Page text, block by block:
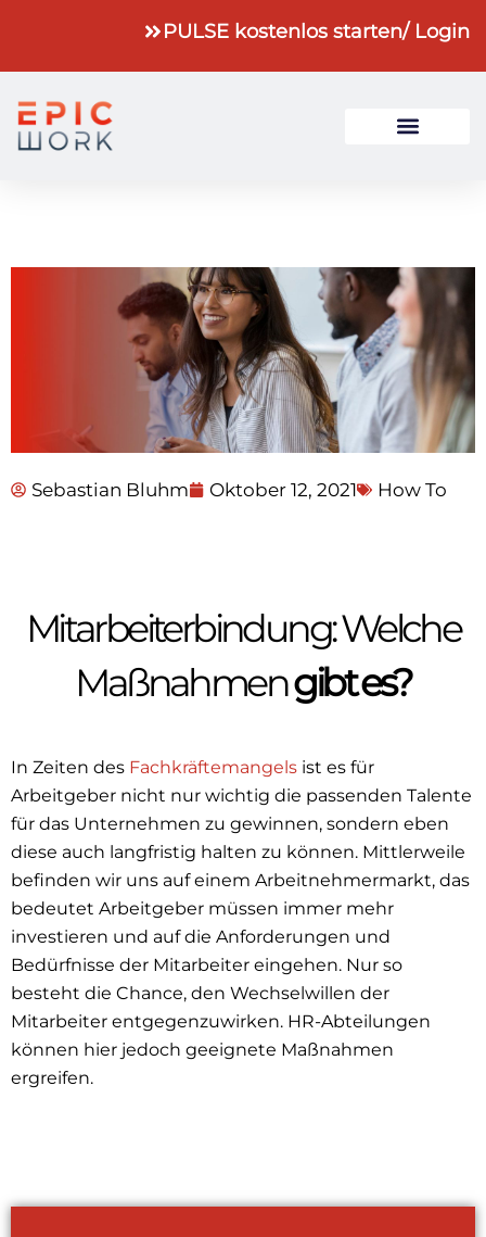
PULSE kostenlos starten/ Login
Sebastian Bluhm Oktober 12, 2021 How To
Mitarbeiterbindung: Welche
Maßnahmengibt es?
In Zeiten des Fachkräftemangels ist es für
Arbeitgeber nicht nur wichtig die passenden Talente
für das Unternehmen zu gewinnen, sondern eben
diese auch langfristig halten zu können. Mittlerweile
befinden wir uns auf einem Arbeitnehmermarkt, das
bedeutet Arbeitgeber müssen immer mehr
investieren und auf die Anforderungen und
Bedürfnisse der Mitarbeiter eingehen. Nur so
besteht die Chance, den Wechselwillen der
Mitarbeiter entgegenzuwirken. HR-Abteilungen
können hier jedoch geeignete Maßnahmen
ergreifen.